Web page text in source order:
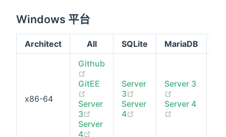
Windows 平台
Architect All SQLite MariaDB
x86-64
Github
GitEE
(opens new window)
Server
3
(opens new window)
Server
4
Server
3
(opens new window)
Server
4
(opens new window)
Server 3
Server 4